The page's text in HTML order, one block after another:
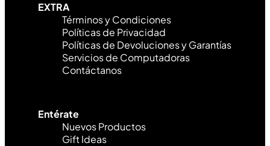
EXTRA
Términos y Condiciones
Políticas de Privacidad
Políticas de Devoluciones y Garantías
Servicios de Computadoras
Contáctanos
Entérate
Nuevos Productos
Gift Ideas